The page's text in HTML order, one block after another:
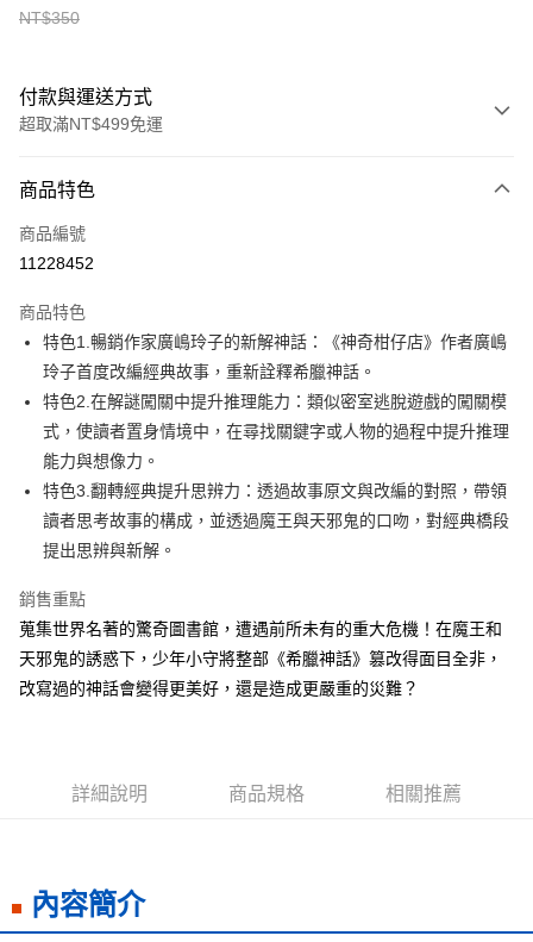
NT$350
付款與運送方式
超取滿NT$499免運
信用卡一次付款
超商取貨付款
Apple Pay
街口支付
悠遊付
ATM付款
運送方式
每筆NT$50，滿NT$499(含以上)免運費
付款後全家取貨
付款後7-11取貨
每筆NT$70，滿NT$799(含以上)免運費
商品特色
商品編號
11228452
商品特色
特色1.暢銷作家廣嶋玲子的新解神話：《神奇柑仔店》作者廣嶋
玲子首度改編經典故事，重新詮釋希臘神話。
特色2.在解謎闖關中提升推理能力：類似密室逃脫遊戲的闖關模
式，使讀者置身情境中，在尋找關鍵字或人物的過程中提升推理
能力與想像力。
特色3.翻轉經典提升思辨力：透過故事原文與改編的對照，帶領
讀者思考故事的構成，並透過魔王與天邪鬼的口吻，對經典橋段
提出思辨與新解。
銷售重點
蒐集世界名著的驚奇圖書館，遭遇前所未有的重大危機！在魔王和
天邪鬼的誘惑下，少年小守將整部《希臘神話》篡改得面目全非，
改寫過的神話會變得更美好，還是造成更嚴重的災難？
詳細說明 商品規格 相關推薦
內容簡介